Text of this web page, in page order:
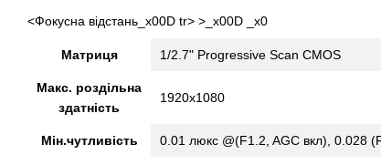
<Фокусна відстань_x00D tr> >_x00D _x0
Матриця 1/2.7" Progressive Scan CMOS
Макс. роздільна
здатність
1920x1080
Мін.чутливість 0.01 люкс @(F1.2, AGC вкл), 0.028